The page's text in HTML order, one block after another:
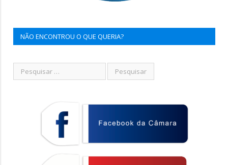
NÃO ENCONTROU O QUE QUERIA?